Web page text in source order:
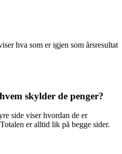
hva som er igjen som årsresultat
skylder de penger?
side viser hvordan de er
er alltid lik på begge sider.